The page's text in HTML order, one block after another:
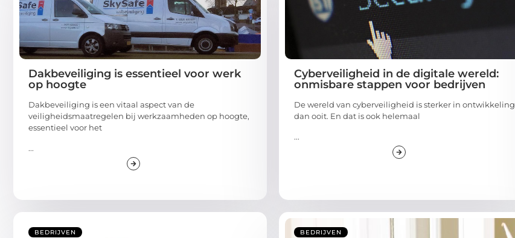
Dakbeveiliging is essentieel voor werk
op hoogte
Dakbeveiliging is een vitaal aspect van de
veiligheidsmaatregelen bij werkzaamheden op hoogte,
essentieel voor het
...
Cyberveiligheid in de digitale wereld:
onmisbare stappen voor bedrijven
De wereld van cyberveiligheid is sterker in ontwikkeling
dan ooit. En dat is ook helemaal
...
BEDRIJVEN BEDRIJVEN